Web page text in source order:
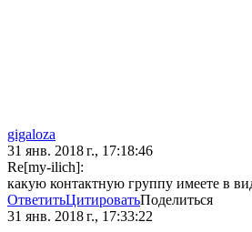
gigaloza
31 янв. 2018 г., 17:18:46
Re[my-ilich]:
какую контактную группу имеете в
ОтветитьЦитироватьПоделиться
31 янв. 2018 г., 17:33:22